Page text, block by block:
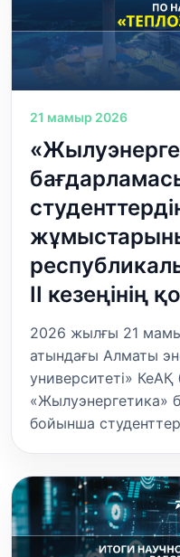
21 мамыр 2026
II кезеңінің
2026 жылғы 21
атындағы Алматы
университеті» КеАҚ
«Жылуэнергетика»
бойынша